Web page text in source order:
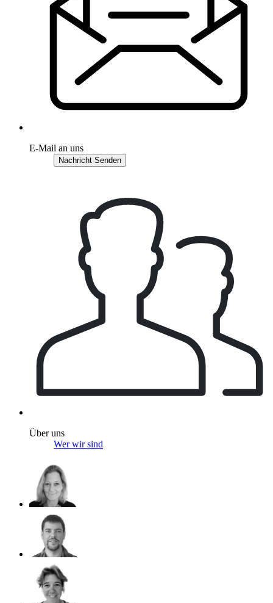
E-Mail an uns
Nachricht Senden
Über uns
Wer wir sind